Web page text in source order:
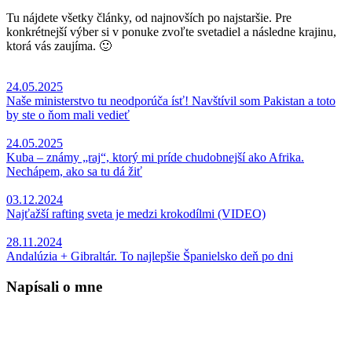
Tu nájdete všetky články, od najnovších po najstaršie. Pre
konkrétnejší výber si v ponuke zvoľte svetadiel a následne krajinu,
ktorá vás zaujíma. 🙂
24.05.2025
Naše ministerstvo tu neodporúča ísť! Navštívil som Pakistan a toto
by ste o ňom mali vedieť
24.05.2025
Kuba – známy „raj“, ktorý mi príde chudobnejší ako Afrika.
Nechápem, ako sa tu dá žiť
03.12.2024
Najťažší rafting sveta je medzi krokodílmi (VIDEO)
28.11.2024
Andalúzia + Gibraltár. To najlepšie Španielsko deň po dni
Napísali o mne